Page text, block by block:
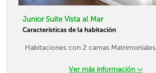
Junior Suite Vista al Mar
Características de la habitación
Habitaciones con 2 camas Matrimoniales
Ver más información